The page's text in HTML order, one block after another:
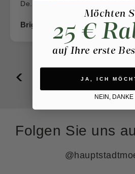
gibt…. Gute Qualität, gute
Lese mehr
Vera Klose
Folgen Sie uns
Möchten
25 €
auf Ihre erste
JA, ICH
NEIN, DANKE